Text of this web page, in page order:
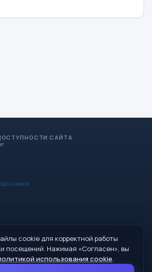
САЙТА
образования Администрации МО
область, г. Сухой Лог, ул. Кирова, дом 7
cookie для корректной работы
посещений. Нажимая «Согласен», вы
использования cookie.